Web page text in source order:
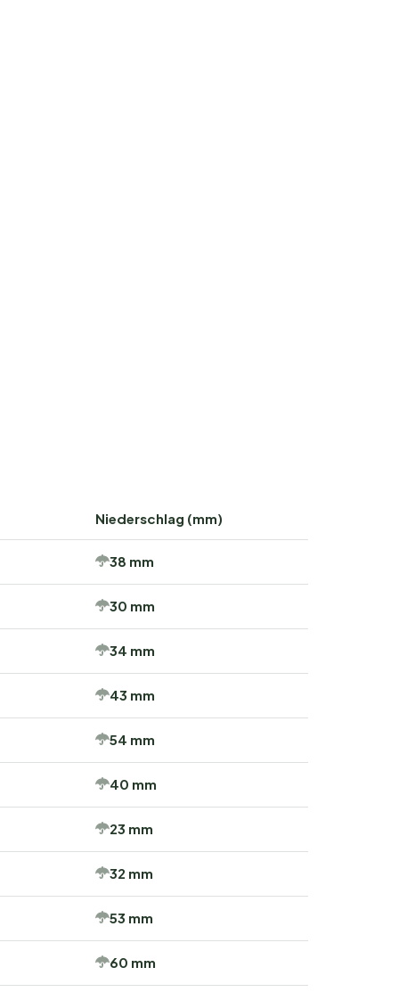
Niederschlag (mm)
38 mm
30 mm
34 mm
43 mm
54 mm
40 mm
23 mm
32 mm
53 mm
60 mm